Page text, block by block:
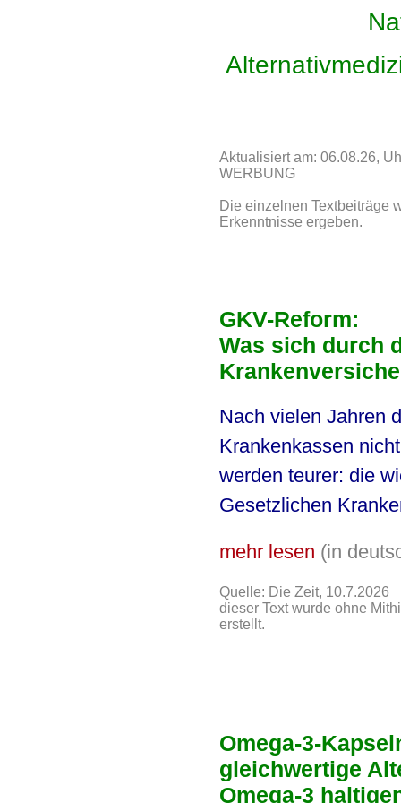
Aktualisiert am: 06.08.26,
WERBUNG
Die einzelnen Textbeiträge
Erkenntnisse ergeben.
GKV-Reform:
Was sich durch
Nach vielen Jahren
Krankenkassen
werden teurer: die
Gesetzlichen
mehr lesen (in
Quelle: Die Zeit, 10.7.2026
dieser Text wurde ohne
erstellt.
Omega-3-
gleichwertige
Omega-3